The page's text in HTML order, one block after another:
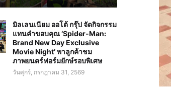
มิลเลนเนียม ออโต้ กรุ๊ป จัดกิจกรรม
แทนคำขอบคุณ ‘Spider-Man:
Brand New Day Exclusive
Movie Night’ พาลูกค้าชม
ภาพยนตร์ฟอร์มยักษ์รอบพิเศษ
วันศุกร์, กรกฎาคม 31, 2569